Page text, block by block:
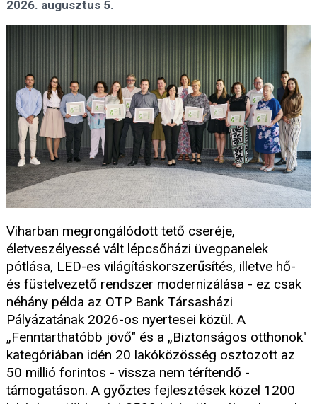
2026. augusztus 5.
Viharban megrongálódott tető cseréje,
életveszélyessé vált lépcsőházi üvegpanelek
pótlása, LED-es világításkorszerűsítés, illetve hő-
és füstelvezető rendszer modernizálása - ez csak
néhány példa az OTP Bank Társasházi
Pályázatának 2026-os nyertesei közül. A
„Fenntarthatóbb jövő" és a „Biztonságos otthonok"
kategóriában idén 20 lakóközösség osztozott az
50 millió forintos - vissza nem térítendő -
támogatáson. A győztes fejlesztések közel 1200